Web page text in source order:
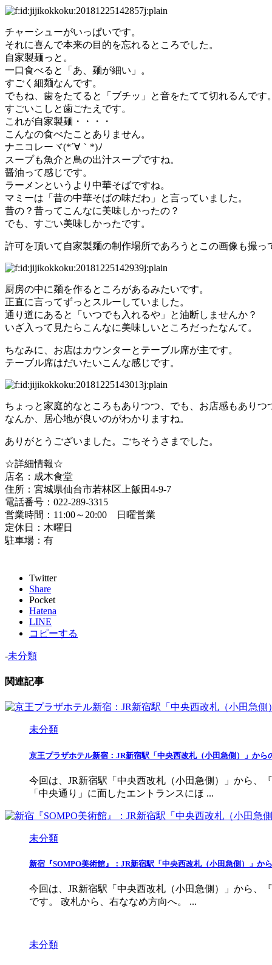
チャーシューがいっぱいです。
それに喜んで本来の目的を忘れるところでした。
自家製麺っと。
一口食べると「あ、麺が細い」。
すごく細麺なんです。
でもね、歯をたてると「ブチッ」と音をたてて切れるんです。
すごいこしと歯ごたえです。
これが自家製麺・・・・
こんなの食べたことありません。
ナニコレーヾ(*´∀｀*)ﾉ
スープも魚介と鳥の出汁スープですね。
醤油って感じです。
ラーメンというより中華そばですね。
マミーは「昔の中華そばの味だわ」と言っていました。
昔の？昔ってこんなに美味しかったの？
でも、すごい美味しかったです。
許可を頂いて自家製麺の制作場所であろうとこの画像も撮っ
厨房の中に麺を作るところがあるみたいです。
正直に言ってずっとスルーしていました。
通り道にあると「いつでも入れるや」と油断しませんか？
いざ入って見たらこんなに美味しいところだったなんて。
ちなみに、お店はカウンターとテーブル席が主です。
テーブル席はだいたいこんな感じです。
ちょっと家庭的なところもありつつ、でも、お店感もありつ
なんか、居心地が良いのがわかりますね。
ありがとうございました。ごちそうさまでした。
☆詳細情報☆
店名：成木食堂
住所：宮城県仙台市若林区上飯田4-9-7
電話番号：022-289-3315
営業時間：11:00～20:00 日曜営業
定休日：木曜日
駐車場：有
Twitter
Share
Pocket
Hatena
LINE
コピーする
-未分類
関連記事
未分類
京王プラザホテル新宿：JR新宿駅「中央西改札（小田急側）」から
今回は、JR新宿駅「中央西改札（小田急側）」から、
「中央通り」に面したエントランスにほ ...
未分類
新宿『SOMPO美術館』：JR新宿駅「中央西改札（小田急側）」か
今回は、JR新宿駅「中央西改札（小田急側）」から、
です。 改札から、右ななめ方向へ。 ...
未分類